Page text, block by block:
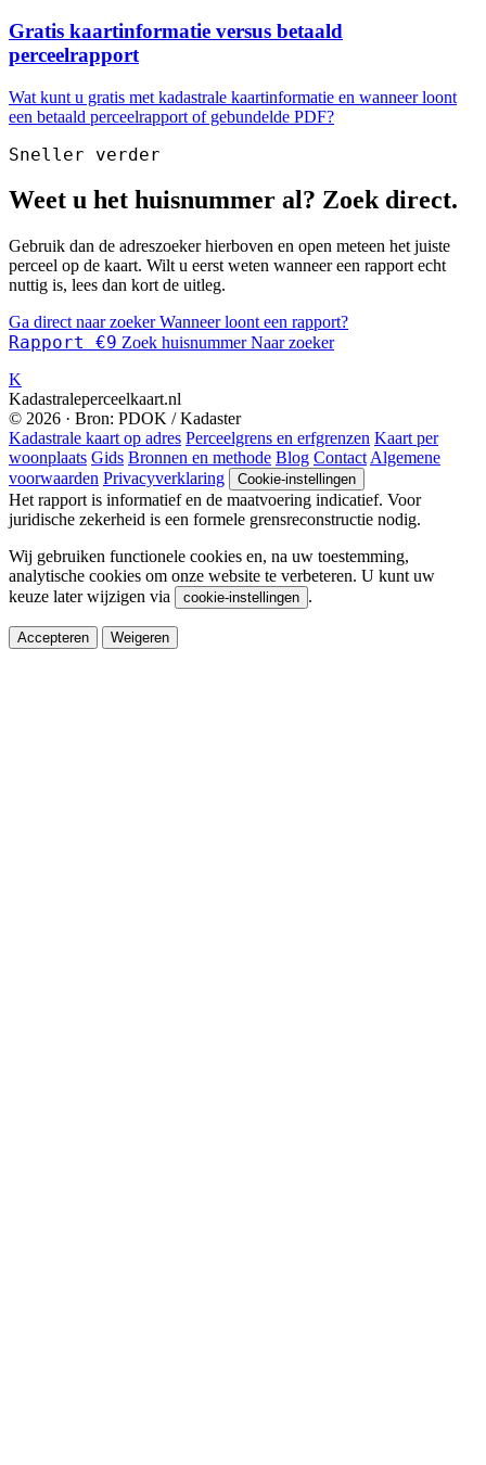
Gratis kaartinformatie versus betaald
perceelrapport
Wat kunt u gratis met kadastrale kaartinformatie en wanneer loont
een betaald perceelrapport of gebundelde PDF?
Sneller verder
Weet u het huisnummer al? Zoek direct.
Gebruik dan de adreszoeker hierboven en open meteen het juiste
perceel op de kaart. Wilt u eerst weten wanneer een rapport echt
nuttig is, lees dan kort de uitleg.
Ga direct naar zoekerWanneer loont een rapport?
Rapport €9 Zoek huisnummer Naar zoeker
K
Kadastraleperceelkaart.nl
© 2026 · Bron: PDOK / Kadaster
Kadastrale kaart op adres Perceelgrens en erfgrenzen Kaart per
woonplaats Gids Bronnen en methode Blog Contact Algemene
voorwaarden Privacyverklaring Cookie-instellingen
Het rapport is informatief en de maatvoering indicatief. Voor
juridische zekerheid is een formele grensreconstructie nodig.
Wij gebruiken functionele cookies en, na uw toestemming,
analytische cookies om onze website te verbeteren. U kunt uw
keuze later wijzigen via
cookie-instellingen .
Accepteren Weigeren